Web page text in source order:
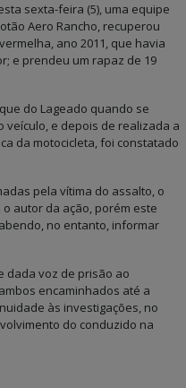
sexta-feira (5), uma equipe
Aero Rancho, recuperou
ano 2011, que havia
e prendeu um rapaz de 19
do Lageado quando se
veículo, e depois de realizada a
da motocicleta, foi constatado
pela vítima do assalto, o
autor da ação, porém este
no entanto, informar
dada voz de prisão ao
encaminhados até a
às investigações, no
do conduzido na